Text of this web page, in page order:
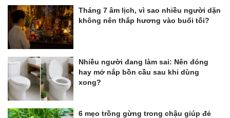
Tháng 7 âm lịch, vì sao nhiều người dặn
không nên thắp hương vào buổi tối?
Nhiều người đang làm sai: Nên đóng
hay mở nắp bồn cầu sau khi dùng
xong?
6 mẹo trồng gừng trong chậu giúp đẻ